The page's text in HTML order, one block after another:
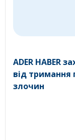
ADER HABER
від тримання
злочин